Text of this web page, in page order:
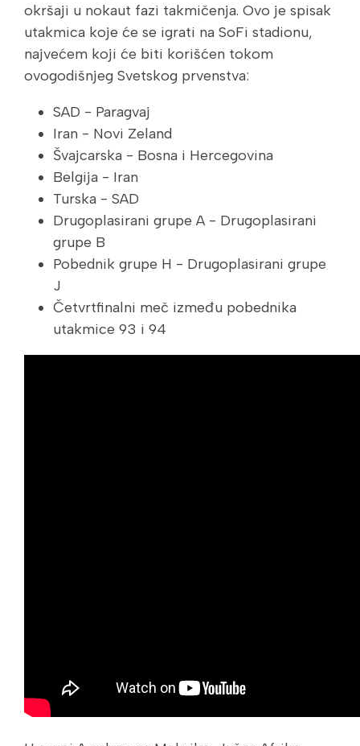
okršaji u nokaut fazi takmičenja. Ovo je spisak
utakmica koje će se igrati na SoFi stadionu,
najvećem koji će biti korišćen tokom
ovogodišnjeg Svetskog prvenstva:
SAD - Paragvaj
Iran - Novi Zeland
Švajcarska - Bosna i Hercegovina
Belgija - Iran
Turska - SAD
Drugoplasirani grupe A - Drugoplasirani
grupe B
Pobednik grupe H - Drugoplasirani grupe
J
Četvrtfinalni meč između pobednika
utakmice 93 i 94